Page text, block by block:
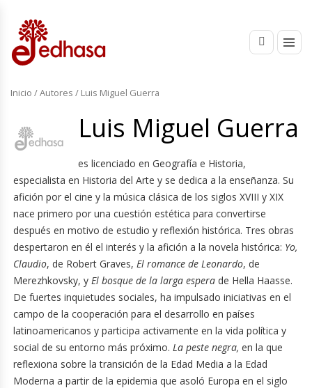
Inicio / Autores / Luis Miguel Guerra
Luis Miguel Guerra
es licenciado en Geografía e Historia,
especialista en Historia del Arte y se dedica a la enseñanza. Su
afición por el cine y la música clásica de los siglos XVIII y XIX
nace primero por una cuestión estética para convertirse
después en motivo de estudio y reflexión histórica. Tres obras
despertaron en él el interés y la afición a la novela histórica: Yo,
Claudio, de Robert Graves, El romance de Leonardo, de
Merezhkovsky, y El bosque de la larga espera de Hella Haasse.
De fuertes inquietudes sociales, ha impulsado iniciativas en el
campo de la cooperación para el desarrollo en países
latinoamericanos y participa activamente en la vida política y
social de su entorno más próximo. La peste negra, en la que
reflexiona sobre la transición de la Edad Media a la Edad
Moderna a partir de la epidemia que asoló Europa en el siglo